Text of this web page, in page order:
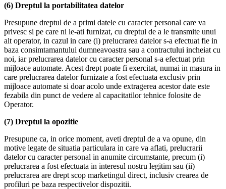
(6) Dreptul la portabilitatea datelor
Presupune dreptul de a primi datele cu caracter personal care va
privesc si pe care ni le-ati furnizat, cu dreptul de a le transmite unui
alt operator, in cazul in care (i) prelucrarea datelor s-a efectuat fie in
baza consimtamantului dumneavoastra sau a contractului incheiat cu
noi, iar prelucrarea datelor cu caracter personal s-a efectuat prin
mijloace automate. Acest drept poate fi exercitat, numai in masura in
care prelucrarea datelor furnizate a fost efectuata exclusiv prin
mijloace automate si doar acolo unde extragerea acestor date este
fezabila din punct de vedere al capacitatilor tehnice folosite de
Operator.
(7) Dreptul la opozitie
Presupune ca, in orice moment, aveti dreptul de a va opune, din
motive legate de situatia particulara in care va aflati, prelucrarii
datelor cu caracter personal in anumite circumstante, precum (i)
prelucrarea a fost efectuata in interesul nostru legitim sau (ii)
prelucrarea are drept scop marketingul direct, inclusiv crearea de
profiluri pe baza respectivelor dispozitii.